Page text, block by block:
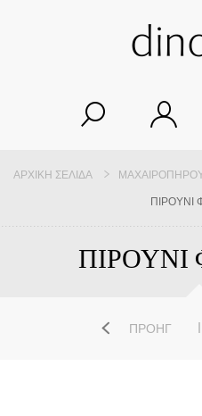
ΑΡΧΙΚΉ ΣΕΛΊΔΑ
ΠΙΡΟΥΝΙ
ΠΡΟΗΓ